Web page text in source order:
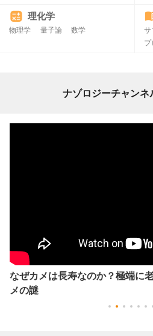
理化学
物理学 量子論 数学 サ
プ
ナゾロジーチャンネ
なぜカメは長寿なのか？極端に
メの謎